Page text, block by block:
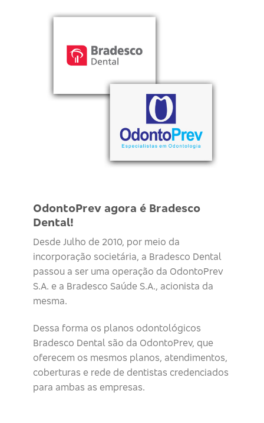
OdontoPrev agora é Bradesco
Dental!
Desde Julho de 2010, por meio da
incorporação societária, a Bradesco Dental
passou a ser uma operação da OdontoPrev
S.A. e a Bradesco Saúde S.A., acionista da
mesma.
Dessa forma os planos odontológicos
Bradesco Dental são da OdontoPrev, que
oferecem os mesmos planos, atendimentos,
coberturas e rede de dentistas credenciados
para ambas as empresas.